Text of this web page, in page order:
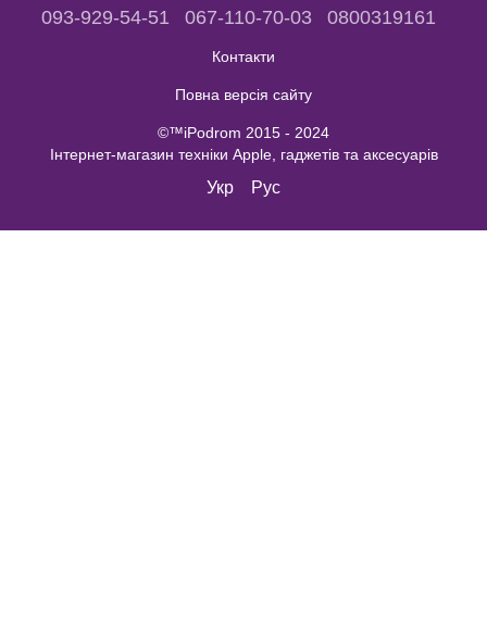
093-929-54-51 067-110-70-03 0800319161
Контакти
Повна версія сайту
©™iPodrom 2015 - 2024
Інтернет-магазин техніки Apple, гаджетів та аксесуарів
Укр Рус